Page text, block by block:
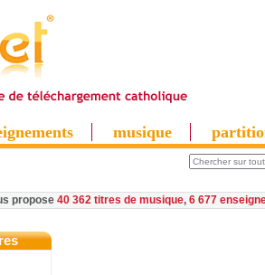
musique
propose 40 362 titres de musique, 6 677